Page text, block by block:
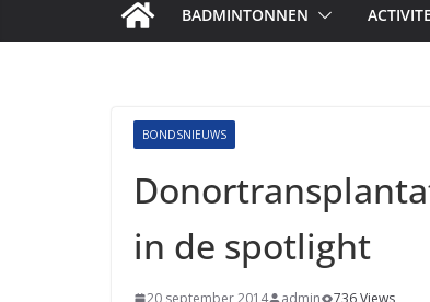
BADMINTONNEN
BONDSNIEUWS
in de spotlight
20 september 2014 admin 736 Views